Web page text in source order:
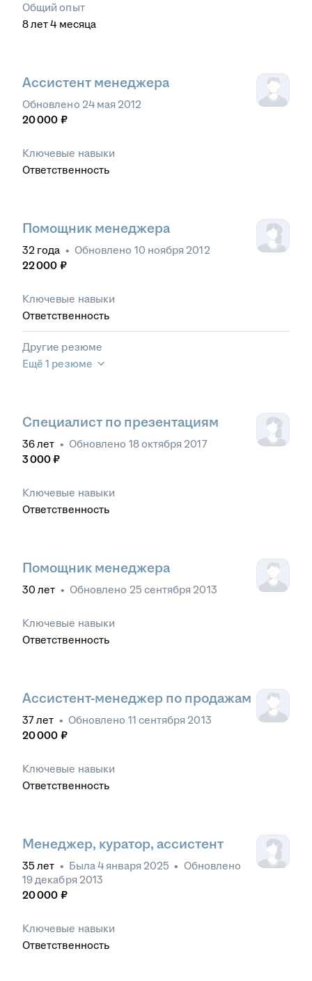
Общий опыт
8лет 4 месяца
Ассистент менеджера
Обновлено 24 мая 2012
20 000 ₽
Ключевые навыки
Ответственность
Помощник менеджера
32 года • Обновлено 10 ноября 2012
22 000 ₽
Ключевые навыки
Ответственность
Другие резюме
Ещё 1 резюме
Специалист по презентациям
36лет • Обновлено 18 октября 2017
3 000 ₽
Ключевые навыки
Ответственность
Помощник менеджера
30 лет • Обновлено 25 сентября 2013
Ключевые навыки
Ответственность
Ассистент-менеджер по продажам
37лет • Обновлено 11 сентября 2013
20 000 ₽
Ключевые навыки
Ответственность
Менеджер, куратор, ассистент
35 лет • Была4 января 2025 • Обновлено
19 декабря 2013
20 000 ₽
Ключевые навыки
Ответственность